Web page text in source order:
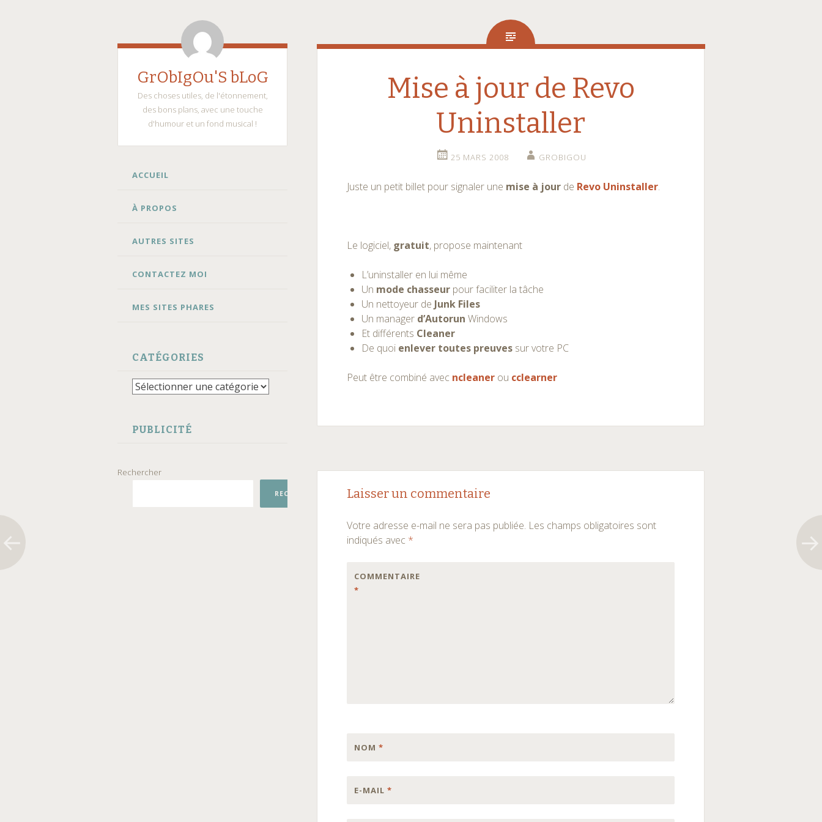
GrObIgOu'S bLoG
Des choses utiles, de l'étonnement,
des bons plans, avec une touche
d'humour et un fond musical !
ALLER
CONTENU
ACCUEIL
À PROPOS
AUTRES SITES
CONTACTEZ MOI
MES SITES PHARES
CATÉGORIES
Catégories
PUBLICITÉ
Rechercher
RECHERCHER
Mise à jour de Revo
Uninstaller
25 MARS 2008 GROBIGOU
Juste un petit billet pour signaler une mise à jour de Revo Uninstaller.
Le logiciel, gratuit, propose maintenant
L’uninstaller en lui même
Un mode chasseur pour faciliter la tâche
Un nettoyeur de Junk Files
Un manager d’Autorun Windows
Et différents Cleaner
De quoi enlever toutes preuves sur votre PC
Peut être combiné avec ncleaner ou cclearner
Navigation
articles
Laisser un commentaire
Votre adresse e-mail ne sera pas publiée. Les champs obligatoires sont
indiqués avec *
COMMENTAIRE
*
NOM*
E-MAIL*